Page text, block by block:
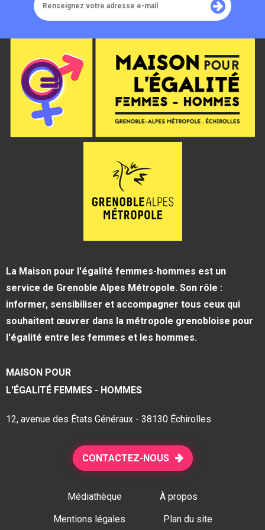
votre
mail
La Maison pour l'égalité femmes-hommes est un
service de Grenoble Alpes Métropole. Son rôle :
informer, sensibiliser et accompagner tous ceux qui
souhaitent œuvrer dans la métropole grenobloise pour
l'égalité entre les femmes et les hommes.
MAISON POUR
L'ÉGALITÉ FEMMES - HOMMES
12, avenue des États Généraux - 38130 Échirolles
CONTACTEZ-NOUS
Médiathèque
À propos
Mentions légales
Plan du site